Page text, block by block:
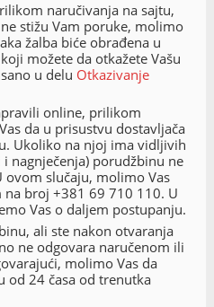
naručivanja na sajtu,
stižu Vam poruke, molimo
žalba biće obrađena u
možete da otkažete Vašu
u delu Otkazivanje
online, prilikom
da u prisustvu dostavljača
Ukoliko na njoj ima vidljivih
nagnječenja) porudžbinu ne
ovom slučaju, molimo Vas
broj +381 69 710 110. U
Vas o daljem postupanju.
ali ste nakon otvaranja
ne odgovara naručenom ili
molimo Vas da
od 24 časa od trenutka